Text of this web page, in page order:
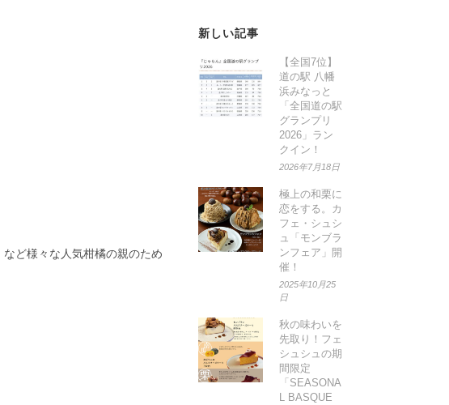
ど様々な人気柑橘の親のため
新しい記事
【全国7位】
道の駅 八幡
浜みなっと
「全国道の駅
グランプリ
2026」ラン
クイン！
2026年7月18日
極上の和栗に
恋をする。カ
フェ・シュシ
ュ「モンブラ
ンフェア」開
催！
2025年10月25
日
秋の味わいを
先取り！フェ
シュシュの期
間限定
「SEASONA
L BASQUE